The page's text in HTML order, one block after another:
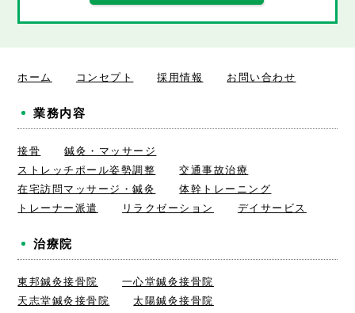
ホーム コンセプト 採用情報 お問い合わせ
業務内容
接骨
鍼灸・マッサージ
ストレッチポール姿勢調整
交通事故治療
在宅訪問マッサージ・鍼灸
体幹トレーニング
トレーナー派遣
リラクゼーション デイサービス
治療院
東邦鍼灸接骨院
一心堂鍼灸接骨院
天志堂鍼灸接骨院
太陽鍼灸接骨院